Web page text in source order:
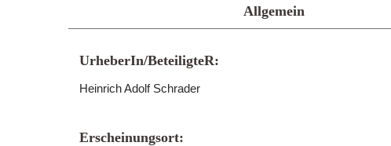
Allgemein
UrheberIn/BeteiligteR:
Heinrich Adolf Schrader
Erscheinungsort: